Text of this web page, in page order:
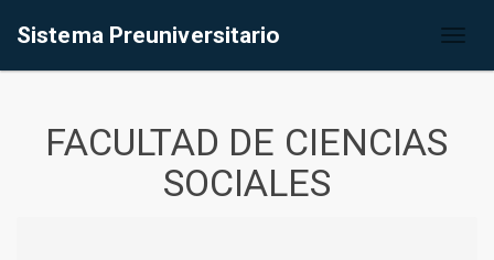
Sistema Preuniversitario
FACULTAD DE CIENCIAS
SOCIALES